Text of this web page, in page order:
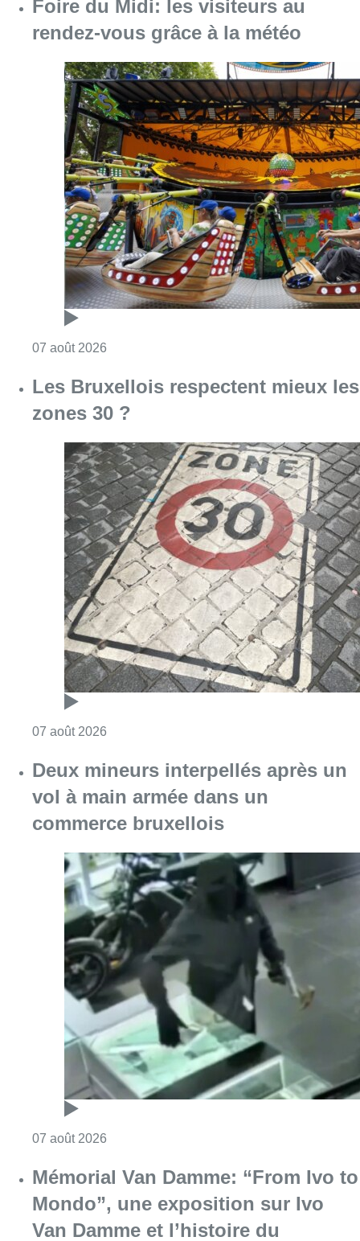
07 août 2026 Consulter l'article "Foire du Midi: les
Les Bruxellois respectent mieux les
zones 30 ?
07 août 2026Consulter l'article "Les Bruxellois
Deux mineurs interpellés après un
vol à main armée dans un
commerce bruxellois
07 août 2026Consulter l'article "Deux mineurs
Mémorial Van Damme: “From Ivo to
Mondo”, une exposition sur Ivo
Van Damme et l’histoire du
Mémorial